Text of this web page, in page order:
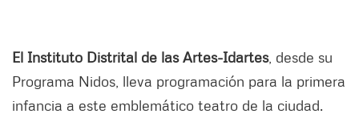
El Instituto Distrital de las Artes-Idartes, desde su
Programa Nidos, lleva programación para la primera
infancia a este emblemático teatro de la ciudad.